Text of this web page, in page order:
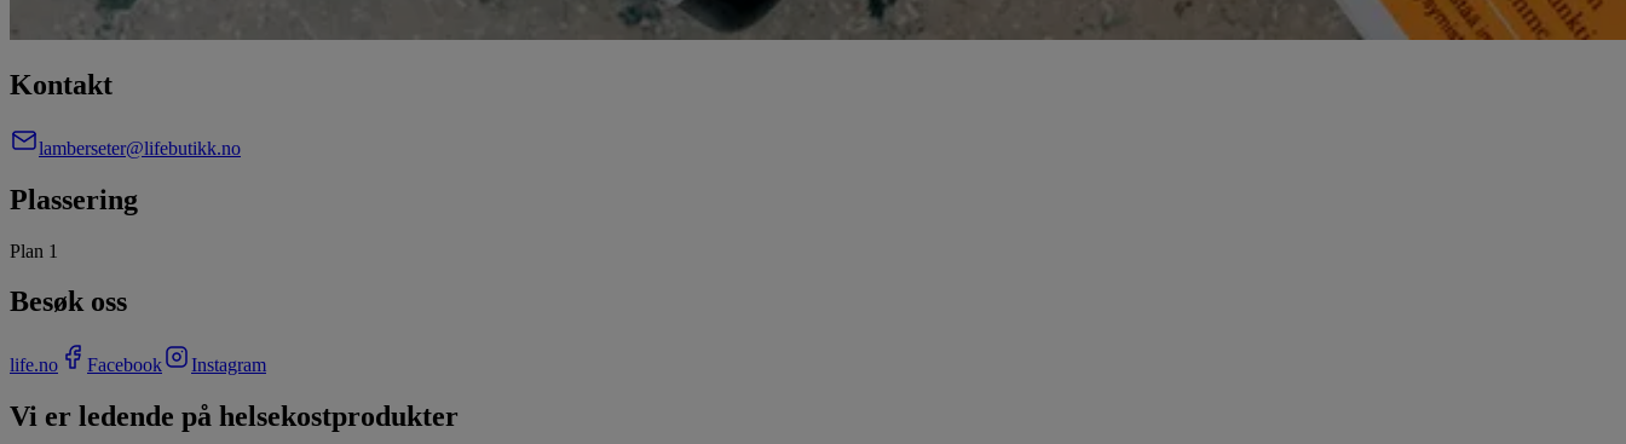
Kontakt
lamberseter@lifebutikk.no
Plassering
Plan 1
Besøk oss
life.no Facebook Instagram
Vi er ledende på helsekostprodukter